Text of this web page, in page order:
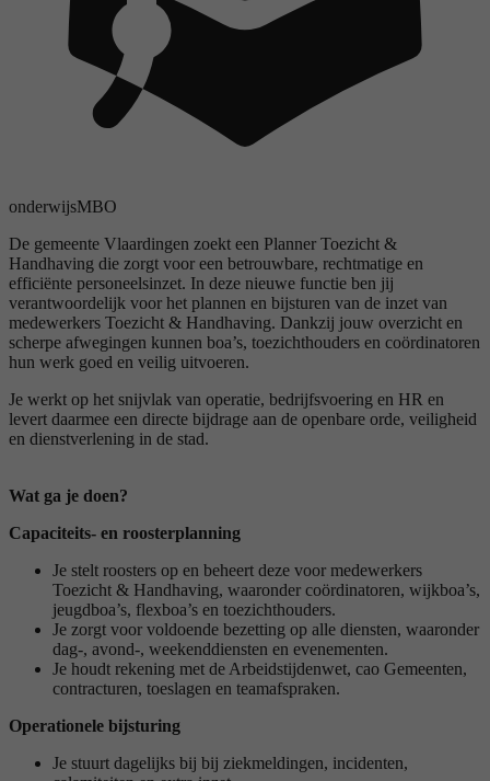
onderwijsMBO
De gemeente Vlaardingen zoekt een Planner Toezicht &
Handhaving die zorgt voor een betrouwbare, rechtmatige en
efficiënte personeelsinzet. In deze nieuwe functie ben jij
verantwoordelijk voor het plannen en bijsturen van de inzet van
medewerkers Toezicht & Handhaving. Dankzij jouw overzicht en
scherpe afwegingen kunnen boa’s, toezichthouders en coördinatoren
hun werk goed en veilig uitvoeren.
Je werkt op het snijvlak van operatie, bedrijfsvoering en HR en
levert daarmee een directe bijdrage aan de openbare orde, veiligheid
en dienstverlening in de stad.
Wat ga je doen?
Capaciteits- en roosterplanning
Je stelt roosters op en beheert deze voor medewerkers
Toezicht & Handhaving, waaronder coördinatoren, wijkboa’s,
jeugdboa’s, flexboa’s en toezichthouders.
Je zorgt voor voldoende bezetting op alle diensten, waaronder
dag-, avond-, weekenddiensten en evenementen.
Je houdt rekening met de Arbeidstijdenwet, cao Gemeenten,
contracturen, toeslagen en teamafspraken.
Operationele bijsturing
Je stuurt dagelijks bij bij ziekmeldingen, incidenten,